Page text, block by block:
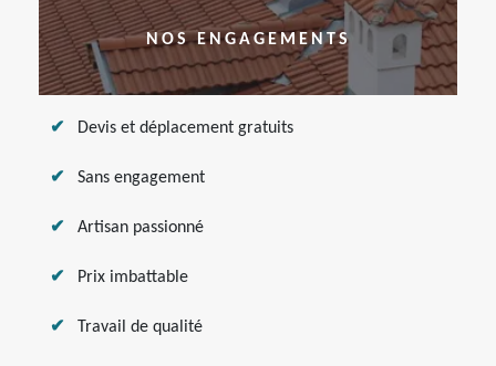
NOS ENGAGEMENTS
Devis et déplacement gratuits
Sans engagement
Artisan passionné
Prix imbattable
Travail de qualité